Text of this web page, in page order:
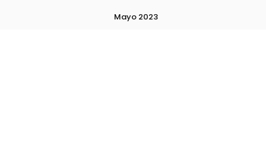
Mayo 2023